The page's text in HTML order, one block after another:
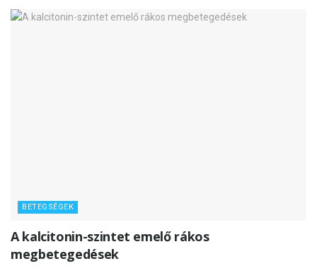
BETEGSÉGEK
A kalcitonin-szintet emelő rákos
megbetegedések